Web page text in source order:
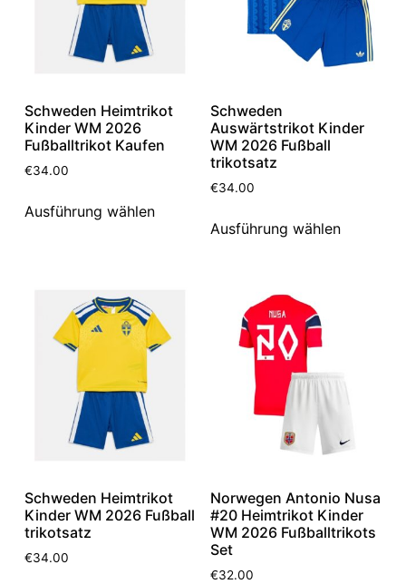
Schweden Heimtrikot
Kinder WM 2026
Fußballtrikot Kaufen
€34.00
Ausführung wählen
Schweden
Auswärtstrikot Kinder
WM 2026 Fußball
trikotsatz
€34.00
Ausführung wählen
Schweden Heimtrikot
Kinder WM 2026 Fußball
trikotsatz
€34.00
Norwegen Antonio Nusa
#20 Heimtrikot Kinder
WM 2026 Fußballtrikots
Set
€32.00